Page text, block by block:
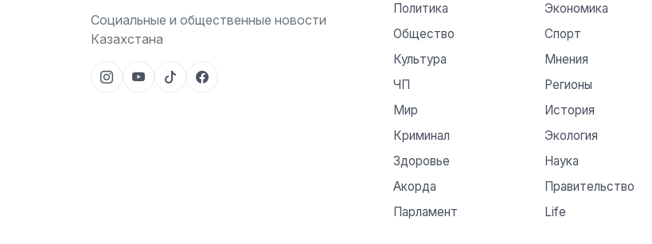
Социальные и общественные новости
Казахстана
Политика
Экономика
Общество
Спорт
Культура
Мнения
ЧП
Регионы
Мир
История
Криминал
Экология
Здоровье
Наука
Акорда
Правительство
Парламент
Life